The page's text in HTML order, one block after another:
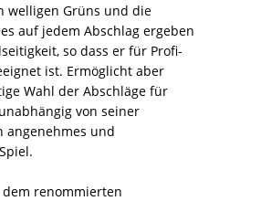
welligen Grüns und die
auf jedem Abschlag ergeben
so dass er für Profi-
ist. Ermöglicht aber
Wahl der Abschläge für
von seiner
angenehmes und
renommierten